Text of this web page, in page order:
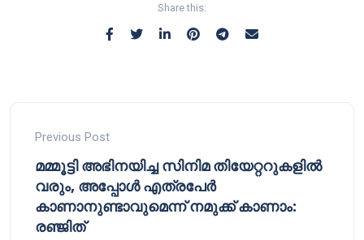
Share this:
Previous Post
മമ്മൂട്ടി അഭിനയിച്ച സിനിമ തിയേറ്ററുകളില്‍
വരും, അപ്പോള്‍ എത്രപേര്‍
കാണാനുണ്ടാവുമെന്ന് നമുക്ക് കാണാം:
രഞ്ജിത്